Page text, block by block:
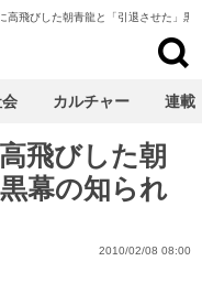
飛びした朝青龍と「引退させた」黒
飛びした朝
幕の知られ
2010/02/08 08:00
カルチャー 連載